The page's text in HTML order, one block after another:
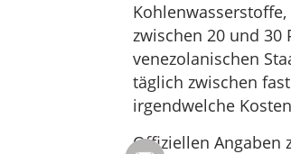
zwischen 20 und 30
venezolanischen
täglich zwischen
irgendwelche
Offiziellen Angaben